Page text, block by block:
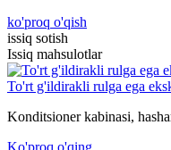
ko'proq o'qish
issiq sotish
Issiq mahsulotlar
To'rt g'ildirakli rulga ega
Konditsioner kabinasi,
Ko'proq o'qing